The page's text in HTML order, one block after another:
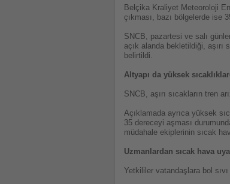
Belçika Kraliyet Meteoroloji
çıkması, bazı bölgelerde ise
SNCB, pazartesi ve salı
açık alanda bekletildiği, aşırı
belirtildi.
Altyapı da yüksek
SNCB, aşırı sıcakların tren
Açıklamada ayrıca yüksek
35 dereceyi aşması
müdahale ekiplerinin sıcak
Uzmanlardan sıcak hava
Yetkililer vatandaşlara bol